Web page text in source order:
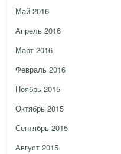
Май 2016
Апрель 2016
Март 2016
Февраль 2016
Ноябрь 2015
Октябрь 2015
Сентябрь 2015
Август 2015